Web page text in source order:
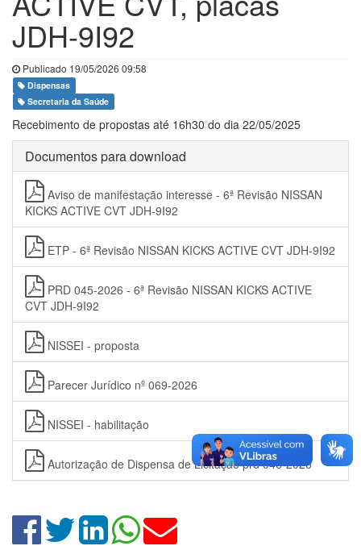
JDH-9I92
Publicado 19/05/2026 09:58
Dispensas
Secretaria da Saúde
Recebimento de propostas até 16h30 do dia 22/05/2025
Documentos para download
Aviso de manifestação interesse - 6ª Revisão NISSAN
KICKS ACTIVE CVT JDH-9I92
ETP - 6ª Revisão NISSAN KICKS ACTIVE CVT JDH-9I92
PRD 045-2026 - 6ª Revisão NISSAN KICKS ACTIVE
CVT JDH-9I92
NISSEI - proposta
Parecer Jurídico nº 069-2026
NISSEI - habilitação
Autorização de Dispensa de Licitação prd 046-2026